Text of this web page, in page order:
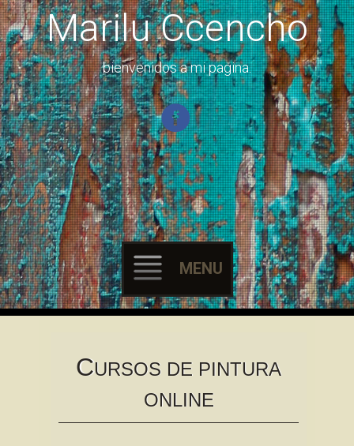
Marilu Ccencho
bienvenidos a mi pagina.
MENU
content
CURSOS DE PINTURA
ONLINE